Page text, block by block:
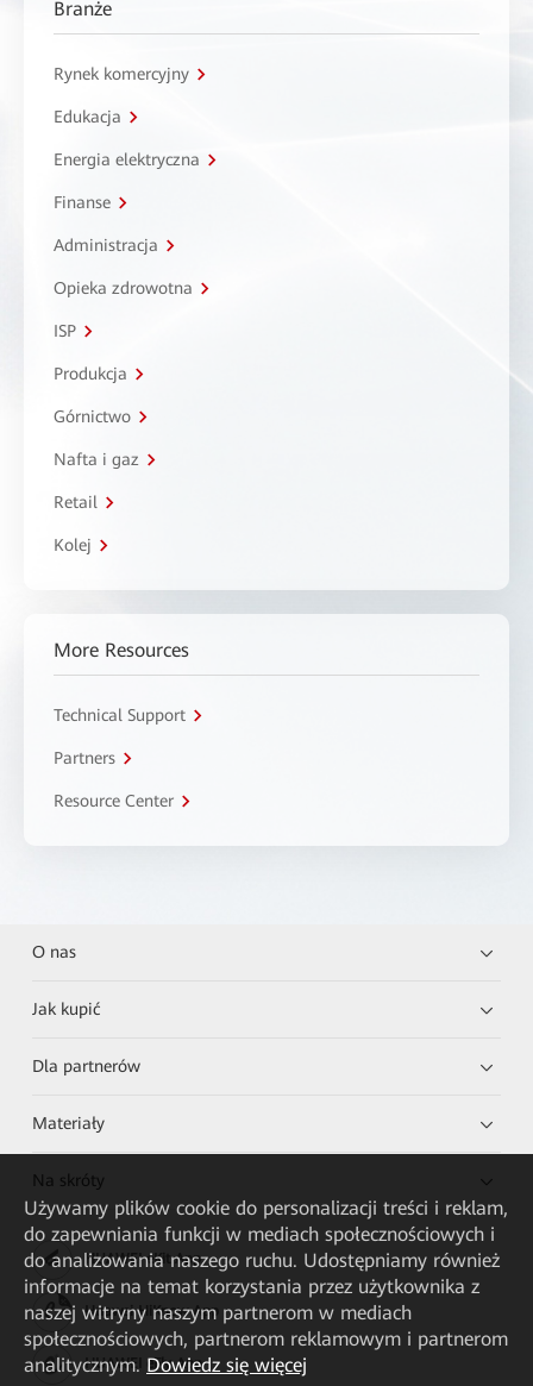
Branże
Rynek komercyjny
Edukacja
Energia elektryczna
Finanse
Administracja
Opieka zdrowotna
ISP
Produkcja
Górnictwo
Nafta i gaz
Retail
Kolej
More Resources
Technical Support
Partners
Resource Center
O nas
Jak kupić
Dla partnerów
Materiały
Na skróty
HUAWEI eKit App
Huawei HiKnow App
HUAWEI eFly App
Używamy plików cookie do personalizacji treści i reklam,
do zapewniania funkcji w mediach społecznościowych i
do analizowania naszego ruchu. Udostępniamy również
informacje na temat korzystania przez użytkownika z
naszej witryny naszym partnerom w mediach
społecznościowych, partnerom reklamowym i partnerom
analitycznym. Dowiedz się więcej